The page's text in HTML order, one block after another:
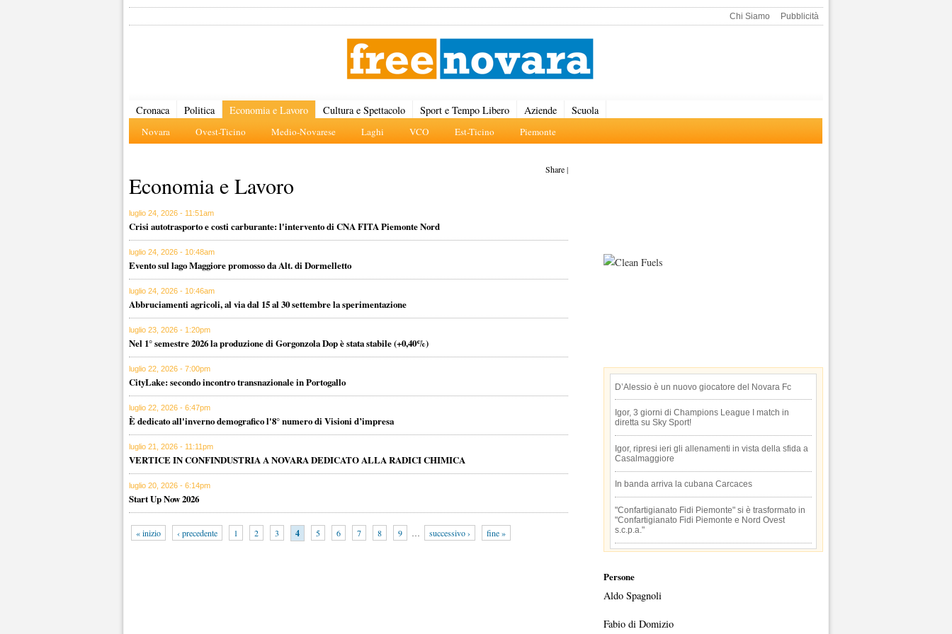
Chi Siamo Pubblicità
Cronaca Politica Economia e Lavoro
Novara Ovest-Ticino Medio-Novarese Laghi VCO Est-Ticino Piemonte
Cultura e Spettacolo Sport e Tempo Libero Aziende Scuola
Share|
Economia e Lavoro
luglio 24, 2026 - 11:51am
Crisi autotrasporto e costi carburante: l'intervento di CNA FITA Piemonte Nord
luglio 24, 2026 - 10:48am
Evento sul lago Maggiore promosso da Alt. di Dormelletto
luglio 24, 2026 - 10:46am
Abbruciamenti agricoli, al via dal 15 al 30 settembre la sperimentazione
luglio 23, 2026 - 1:20pm
Nel 1° semestre 2026 la produzione di Gorgonzola Dop è stata stabile (+0,40%)
luglio 22, 2026 - 7:00pm
CityLake: secondo incontro transnazionale in Portogallo
luglio 22, 2026 - 6:47pm
È dedicato all'inverno demografico l'8° numero di Visioni d’impresa
luglio 21, 2026 - 11:11pm
VERTICE IN CONFINDUSTRIA A NOVARA DEDICATO ALLA RADICI CHIMICA
luglio 20, 2026 - 6:14pm
Start Up Now 2026
« inizio ‹ precedente 1 2 3 4 5 6 7 8 9 … successivo › fine »
D’Alessio è un nuovo giocatore del Novara Fc
Igor, 3 giorni di Champions League I match in
diretta su Sky Sport!
Igor, ripresi ieri gli allenamenti in vista della sfida a
Casalmaggiore
In banda arriva la cubana Carcaces
"Confartigianato Fidi Piemonte" si è trasformato in
"Confartigianato Fidi Piemonte e Nord Ovest
s.c.p.a."
Persone
Aldo Spagnoli
Fabio di Domizio